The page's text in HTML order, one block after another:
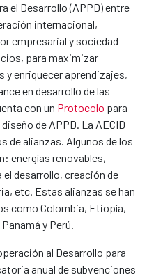
el Desarrollo (APPD)entre
internacional,
empresarial y sociedad
para maximizar
y enriquecer aprendizajes,
en desarrollo de las
con un Protocolo para
de APPD. La AECID
de alianzas. Algunos de los
energías renovables,
desarrollo, creación de
etc. Estas alianzas se han
como Colombia, Etiopía,
y Perú.
al Desarrollo para
anual de subvenciones